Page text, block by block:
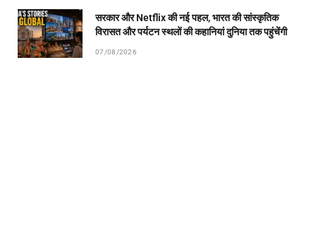
सरकार और Netflix की नई पहल, भारत की सांस्कृतिक
विरासत और पर्यटन स्थलों की कहानियां दुनिया तक पहुंचेंगी
07/08/2026